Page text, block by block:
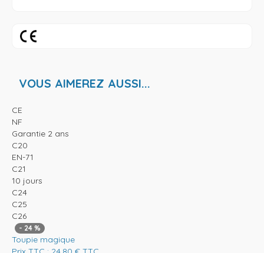
VOUS AIMEREZ AUSSI...
CE
NF
Garantie 2 ans
C20
EN-71
C21
10 jours
C24
C25
C26
- 24 %
Toupie magique